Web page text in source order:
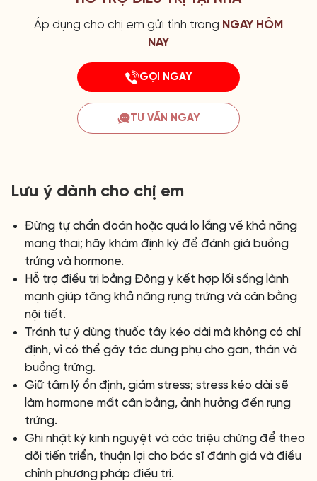
Áp dụng cho chị em gửi tình trang NGAY HÔM
NAY
GỌI NGAY
TƯ VẤN NGAY
Lưu ý dành cho chị em
Đừng tự chẩn đoán hoặc quá lo lắng về khả năng
mang thai; hãy khám định kỳ để đánh giá buồng
trứng và hormone.
Hỗ trợ điều trị bằng Đông y kết hợp lối sống lành
mạnh giúp tăng khả năng rụng trứng và cân bằng
nội tiết.
Tránh tự ý dùng thuốc tây kéo dài mà không có chỉ
định, vì có thể gây tác dụng phụ cho gan, thận và
buồng trứng.
Giữ tâm lý ổn định, giảm stress; stress kéo dài sẽ
làm hormone mất cân bằng, ảnh hưởng đến rụng
trứng.
Ghi nhật ký kinh nguyệt và các triệu chứng để theo
dõi tiến triển, thuận lợi cho bác sĩ đánh giá và điều
chỉnh phương pháp điều trị.